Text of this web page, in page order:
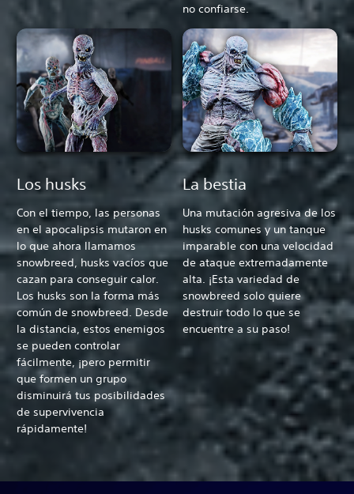
no confiarse.
Los husks
Con el tiempo, las personas
en el apocalipsis mutaron en
lo que ahora llamamos
snowbreed, husks vacíos que
cazan para conseguir calor.
Los husks son la forma más
común de snowbreed. Desde
la distancia, estos enemigos
se pueden controlar
fácilmente, ¡pero permitir
que formen un grupo
disminuirá tus posibilidades
de supervivencia
rápidamente!
La bestia
Una mutación agresiva de los
husks comunes y un tanque
imparable con una velocidad
de ataque extremadamente
alta. ¡Esta variedad de
snowbreed solo quiere
destruir todo lo que se
encuentre a su paso!